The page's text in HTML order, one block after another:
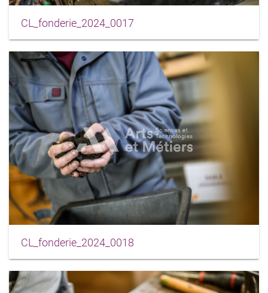
CL_fonderie_2024_0017
CL_fonderie_2024_0018